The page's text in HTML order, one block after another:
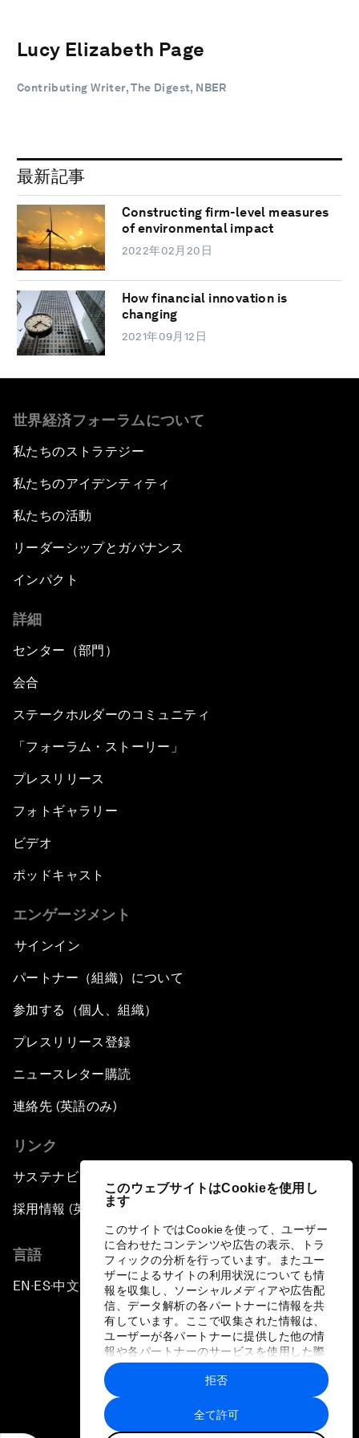
このウェブサイトはCookieを使用し
ます
このサイトではCookieを使って、ユーザー
に合わせたコンテンツや広告の表示、トラ
フィックの分析を行っています。またユー
ザーによるサイトの利用状況についても情
報を収集し、ソーシャルメディアや広告配
信、データ解析の各パートナーに情報を共
有しています。ここで収集された情報は、
ユーザーが各パートナーに提供した他の情
報や各パートナーのサービスを使用した際
に収集された情報と組み合わされ、各パー
トナーによって使用されることがありま
す。
全て許可
拒否
Lucy Elizabeth Page
Contributing Writer, The Digest, NBER
最新記事
Constructing firm-level measures
of environmental impact
2022年02月20日
How financial innovation is
changing
2021年09月12日
世界経済フォーラムについて
私たちのストラテジー
私たちのアイデンティティ
私たちの活動
リーダーシップとガバナンス
インパクト
詳細
センター（部門）
会合
ステークホルダーのコミュニティ
「フォーラム・ストーリー」
プレスリリース
フォトギャラリー
ビデオ
ポッドキャスト
エンゲージメント
サインイン
パートナー（組織）について
参加する（個人、組織）
プレスリリース登録
ニュースレター購読
連絡先 (英語のみ)
リンク
サステナビリティへの取り組み
採用情報 (英語のみ)
言語
EN ▪ES▪中文▪ 日本語
プライバシーポリシーと利用規約
サイトマップ